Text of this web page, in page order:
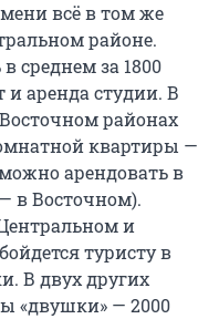
всё в том же
районе.
среднем за 1800
и аренда студии. В
районах
квартиры —
арендовать в
— в Восточном).
и
туристу в
В двух других
«двушки» — 2000